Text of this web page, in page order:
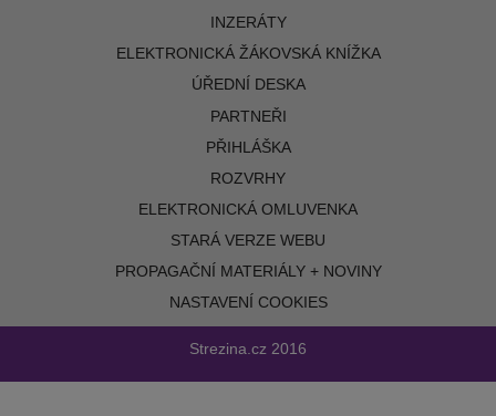
INZERÁTY
ELEKTRONICKÁ ŽÁKOVSKÁ KNÍŽKA
ÚŘEDNÍ DESKA
PARTNEŘI
PŘIHLÁŠKA
ROZVRHY
ELEKTRONICKÁ OMLUVENKA
STARÁ VERZE WEBU
PROPAGAČNÍ MATERIÁLY + NOVINY
NASTAVENÍ COOKIES
Strezina.cz 2016